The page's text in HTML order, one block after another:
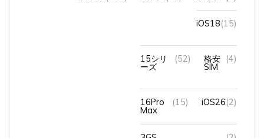
iOS18 (15)
15シリ
ーズ
(52) 格安
SIM
(4)
16Pro
Max
(15) iOS26 (2)
3GS (2)